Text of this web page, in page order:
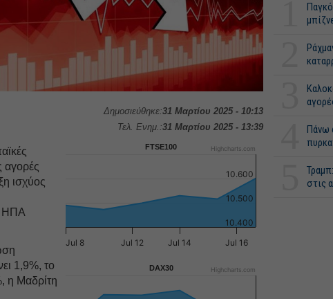
Δημοσιεύθηκε:31 Μαρτίου 2025 - 10:13
Τελ. Ενημ.:31 Μαρτίου 2025 - 13:39
FTSE100
Jul 8 Jul 12 Jul 14 Jul 16
10.400
10.500
10.600
Highcharts.com
DAX30 Highcharts.com
αγορές
ισχύος
ΗΠΑ
1,9%, το
η Μαδρίτη
Πάνω
στις